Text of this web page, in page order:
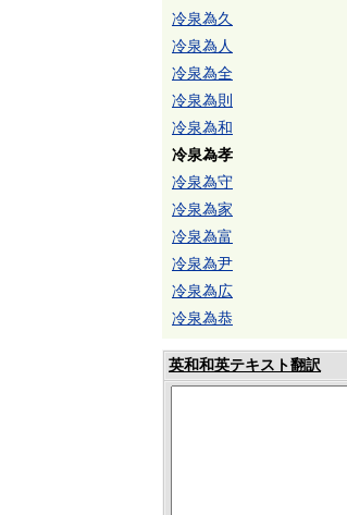
冷泉為久
冷泉為人
冷泉為全
冷泉為則
冷泉為和
冷泉為孝
冷泉為守
冷泉為家
冷泉為富
冷泉為尹
冷泉為広
冷泉為恭
英和和英テキスト翻訳